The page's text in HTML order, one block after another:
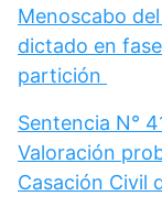
Menoscabo
dictado en
partición
Sentencia N°
Valoración
Casación Civil